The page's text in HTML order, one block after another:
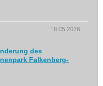
18.05.2026
des
Falkenberg-